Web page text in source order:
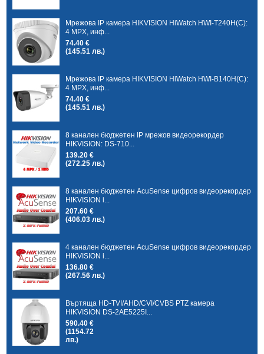
Мрежова IP камера HIKVISION HiWatch HWI-T240H(C):
4 MPX, инф...
74.40 €
(145.51 лв.)
Мрежова IP камера HIKVISION HiWatch HWI-B140H(C):
4 MPX, инф...
74.40 €
(145.51 лв.)
8 канален бюджетен IP мрежов видеорекордер
HIKVISION: DS-710...
139.20 €
(272.25 лв.)
8 канален бюджетен AcuSense цифров видеорекордер
HIKVISION i...
207.60 €
(406.03 лв.)
4 канален бюджетен AcuSense цифров видеорекордер
HIKVISION i...
136.80 €
(267.56 лв.)
Въртяща HD-TVI/AHD/CVI/CVBS PTZ камера
HIKVISION DS-2AE5225I...
590.40 €
(1154.72
лв.)